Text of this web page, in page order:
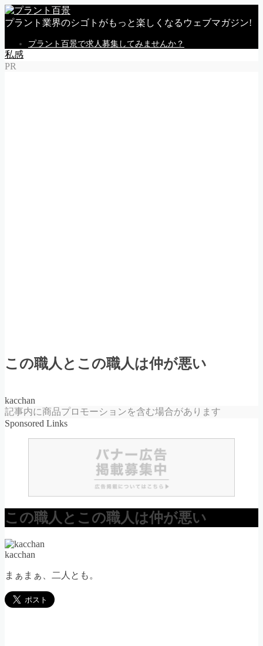
プラント業界のシゴトがもっと楽しくなるウェブマガジン!
プラント百景で求人募集してみませんか？
私感
PR
この職人とこの職人は仲が悪い
kacchan
記事内に商品プロモーションを含む場合があります
Sponsored Links
この職人とこの職人は仲が悪い
kacchan
まぁまぁ、二人とも。